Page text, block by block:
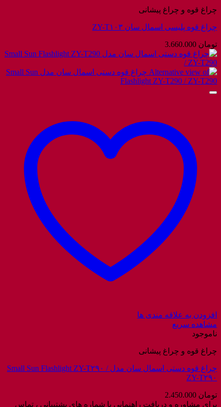
چراغ قوه و چراغ پیشانی
چراغ قوه پلیسی اسمال سان ZY-T۱۰۳
تومان
افزودن به علاقه مندی ها
مشاهده سریع
ناموجود
چراغ قوه و چراغ پیشانی
چراغ قوه دستی اسمال سان مدل Small Sun Flashlight ZY-T۲۹۰ /
ZY-T۲۹۰
تومان
برای مشاوره و دریافت راهنمایی با شماره های پشتیبانی ، تماس